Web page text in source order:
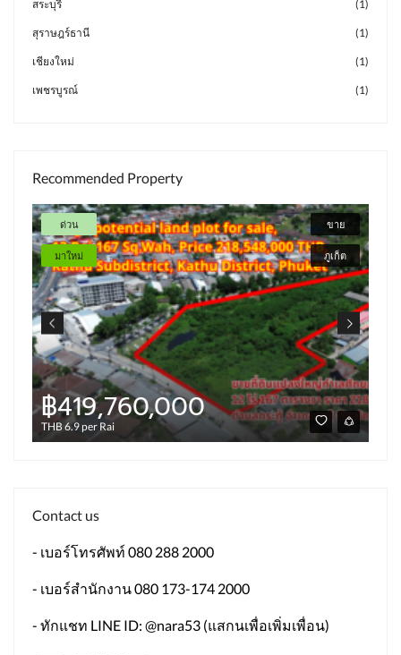
สระบุรี (1)
สุราษฎร์ธานี (1)
เชียงใหม่ (1)
เพชรบูรณ์ (1)
Recommended Property
ด่วน
มาใหม่
ขาย
ภูเก็ต
฿419,760,000
THB 6.9 per Rai
Contact us
- เบอร์โทรศัพท์ 080 288 2000
- เบอร์สำนักงาน 080 173-174 2000
- ทักแชท LINE ID: @nara53 (แสกนเพื่อเพิ่มเพื่อน)